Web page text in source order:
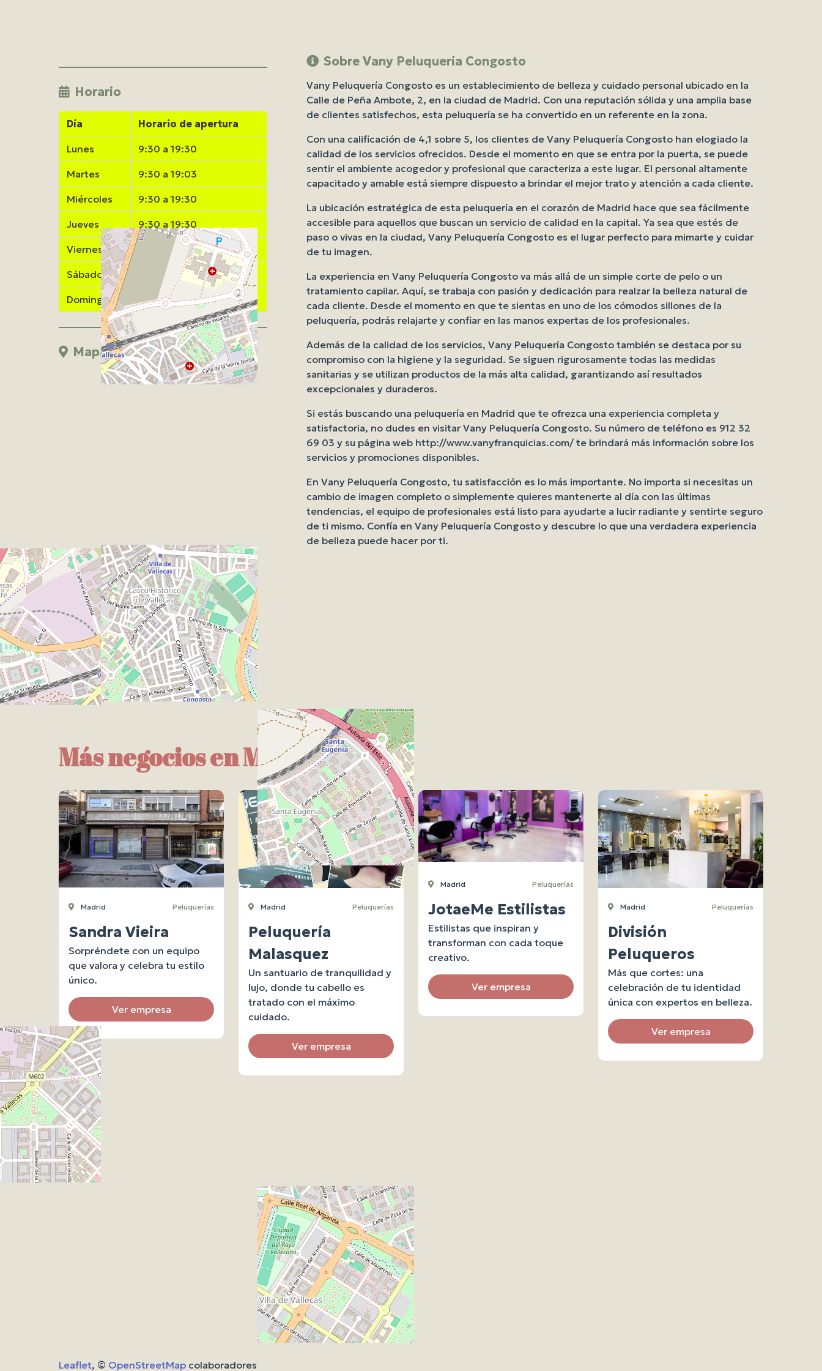
Horario
Día Horario de apertura
Lunes 9:30 a 19:30
Martes 9:30 a 19:03
Miércoles 9:30 a 19:30
Jueves 9:30 a 19:30
Viernes 9:30 a 19:30
Sábado 9:00 a 15:00
Domingo Cerrado
Mapa
Leaflet, © OpenStreetMap colaboradores
Sobre Vany Peluquería Congosto
Vany Peluquería Congosto es un establecimiento de belleza y cuidado personal ubicado en la
Calle de Peña Ambote, 2, en la ciudad de Madrid. Con una reputación sólida y una amplia base
de clientes satisfechos, esta peluquería se ha convertido en un referente en la zona.
Con una calificación de 4,1 sobre 5, los clientes de Vany Peluquería Congosto han elogiado la
calidad de los servicios ofrecidos. Desde el momento en que se entra por la puerta, se puede
sentir el ambiente acogedor y profesional que caracteriza a este lugar. El personal altamente
capacitado y amable está siempre dispuesto a brindar el mejor trato y atención a cada cliente.
La ubicación estratégica de esta peluquería en el corazón de Madrid hace que sea fácilmente
accesible para aquellos que buscan un servicio de calidad en la capital. Ya sea que estés de
paso o vivas en la ciudad, Vany Peluquería Congosto es el lugar perfecto para mimarte y cuidar
de tu imagen.
La experiencia en Vany Peluquería Congosto va más allá de un simple corte de pelo o un
tratamiento capilar. Aquí, se trabaja con pasión y dedicación para realzar la belleza natural de
cada cliente. Desde el momento en que te sientas en uno de los cómodos sillones de la
peluquería, podrás relajarte y confiar en las manos expertas de los profesionales.
Además de la calidad de los servicios, Vany Peluquería Congosto también se destaca por su
compromiso con la higiene y la seguridad. Se siguen rigurosamente todas las medidas
sanitarias y se utilizan productos de la más alta calidad, garantizando así resultados
excepcionales y duraderos.
Si estás buscando una peluquería en Madrid que te ofrezca una experiencia completa y
satisfactoria, no dudes en visitar Vany Peluquería Congosto. Su número de teléfono es 912 32
69 03 y su página web http://www.vanyfranquicias.com/ te brindará más información sobre los
servicios y promociones disponibles.
En Vany Peluquería Congosto, tu satisfacción es lo más importante. No importa si necesitas un
cambio de imagen completo o simplemente quieres mantenerte al día con las últimas
tendencias, el equipo de profesionales está listo para ayudarte a lucir radiante y sentirte seguro
de ti mismo. Confía en Vany Peluquería Congosto y descubre lo que una verdadera experiencia
de belleza puede hacer por ti.
Más negocios en Madrid
Madrid Peluquerías
Sandra Vieira
Sorpréndete con un equipo
que valora y celebra tu estilo
único.
Ver empresa
Madrid Peluquerías
Peluquería
Malasquez
Un santuario de tranquilidad y
lujo, donde tu cabello es
tratado con el máximo
cuidado.
Ver empresa
Madrid Peluquerías
JotaeMe Estilistas
Estilistas que inspiran y
transforman con cada toque
creativo.
Ver empresa
Madrid Peluquerías
División
Peluqueros
Más que cortes: una
celebración de tu identidad
única con expertos en belleza.
Ver empresa